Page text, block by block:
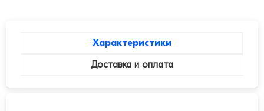
Характеристики
Доставка и оплата